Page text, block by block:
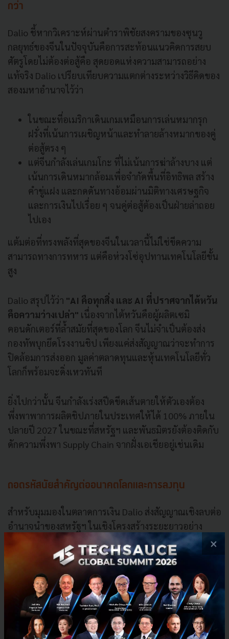
กว่า
Dalio ชี้หากวิเคราะห์ผ่านตำราพิชัยสงครามของซุนวู
กลยุทธ์ของจีนในปัจจุบันคือการสะท้อนแนวคิดการสยบ
ศัตรูโดยไม่ต้องต่อสู้คือ สุดยอดแห่งความสามารถอย่าง
แท้จริง Dalio เปรียบเทียบความแตกต่างระหว่างวิธีคิดของ
สองมหาอำนาจไว้ว่า
ในขณะที่อเมริกาเดินเกมเหมือนการเล่นหมากรุก
ฝรั่งที่เน้นการเผชิญหน้าและทำลายล้างหมากของคู่
ต่อสู้ตรง ๆ
แต่จีนกำลังเล่นเกมโกะ ที่ไม่เน้นการฆ่าล้างบาง แต่
เน้นการเดินหมากล้อมเพื่อจำกัดพื้นที่อิทธิพล สร้าง
คำขู่แฝง และกดดันทางอ้อมผ่านมิติทางเศรษฐกิจ
และการเงินไปเรื่อย ๆ จนคู่ต่อสู้ต้องเป็นฝ่ายล่าถอย
ไปเอง
แต้มต่อที่ทรงพลังที่สุดของจีนในเวลานี้ไม่ใช่ขีดความ
สามารถทางการทหาร แต่คือห่วงโซ่อุปทานเทคโนโลยีขั้น
สูง
Dalio สรุปไว้ว่า "AI คือทุกสิ่ง และ AI ที่ปราศจากไต้หวัน
คือความว่างเปล่า" เนื่องจากไต้หวันคือผู้ผลิตเซมิ
คอนดักเตอร์ที่ล้ำสมัยที่สุดของโลก จีนไม่จำเป็นต้องส่ง
กองทัพบุกยึดโรงงานชิป เพียงแค่ส่งสัญญาณว่าจะทำการ
ปิดล้อมการส่งออก มูลค่าตลาดทุนและหุ้นเทคโนโลยีทั่ว
โลกก็พร้อมจะดิ่งเหวทันที
ยิ่งไปกว่านั้น จีนกำลังเร่งสปีดขีดเส้นตายให้ตัวเองต้อง
พึ่งพาพาการผลิตชิปภายในประเทศให้ได้ 100% ภายใน
ปลายปี 2027 ในขณะที่สหรัฐฯ และพันธมิตรยังต้องติดกับ
ดักความพึ่งพา Supply Chain จากฝั่งเอเชียอยู่เช่นเดิม
ถอดรหัสนัยสำคัญต่ออนาคตโลกและการลงทุน
สำหรับมุมมองในตลาดการเงิน Dalio ส่งสัญญาณเชิงลบต่อ
อำนาจนำของสหรัฐฯ ในเชิงโครงสร้างระยะยาวอย่าง
ชัดเจน กลุ่มทุนยักษ์ใหญ่ของจีนเริ่มลดความเสี่ยงด้วยการ
ปฏิเสธที่จะสะสมสินทรัพย์ในสกุลเงินดอลลาร์สหรัฐฯ
เพราะหวาดระแวงเรื่องการถูกคว่ำบาตร และหันไปผลัก
ดันบทบาทของเงินหยวนในเวทีการค้าโลกแทน
ส่งผลให้เม็ดเงินทุนเริ่มไหลออกจากระบบการเงินเดิมที่
อเมริกาเคยเป็นผู้คุมกฎมาตลอด 80 ปี สอดคล้องกับมุม
×